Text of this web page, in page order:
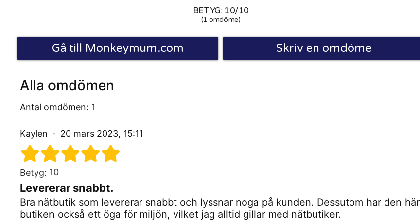
BETYG: 10/10
(1 omdöme)
Gå till Monkeymum.com Skriv en omdöme
Alla omdömen
Antal omdömen: 1
Kaylen 20 mars 2023, 15:11
Betyg: 10
Levererar snabbt.
Bra nätbutik som levererar snabbt och lyssnar noga på kunden. Dessutom har den här
butiken också ett öga för miljön, vilket jag alltid gillar med nätbutiker.